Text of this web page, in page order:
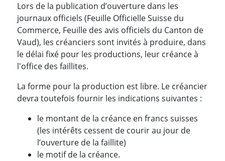
Lors de la publication d’ouverture dans les
journaux officiels (Feuille Officielle Suisse du
Commerce, Feuille des avis officiels du Canton de
Vaud), les créanciers sont invités à produire, dans
le délai fixé pour les productions, leur créance à
l'office des faillites.
La forme pour la production est libre. Le créancier
devra toutefois fournir les indications suivantes :
le montant de la créance en francs suisses
(les intérêts cessent de courir au jour de
l’ouverture de la faillite)
le motif de la créance.